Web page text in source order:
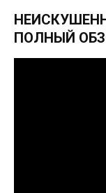
ПОЛНЫЙ